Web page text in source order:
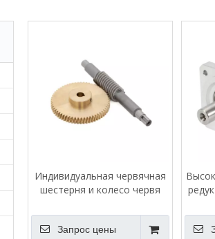
Индивидуальная червячная
шестерня и колесо червя
Запрос цены